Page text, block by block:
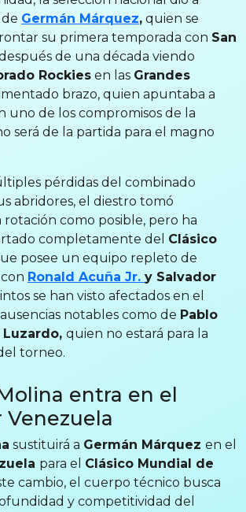
Germán Márquez, quien se
su primera temporada con San
de una década viendo
Rockies en las Grandes
brazo, quien apuntaba a
uno de los compromisos de la
será de la partida para el magno
pérdidas del combinado
abridores, el diestro tomó
rotación como posible, pero ha
completamente del Clásico
posee un equipo repleto de
Ronald Acuña Jr. y Salvador
se han visto afectados en el
notables como de Pablo
Luzardo, quien no estará para la
torneo.
entra en el
sustituirá a Germán Márquez en el
para el Clásico Mundial de
cambio, el cuerpo técnico busca
y competitividad del